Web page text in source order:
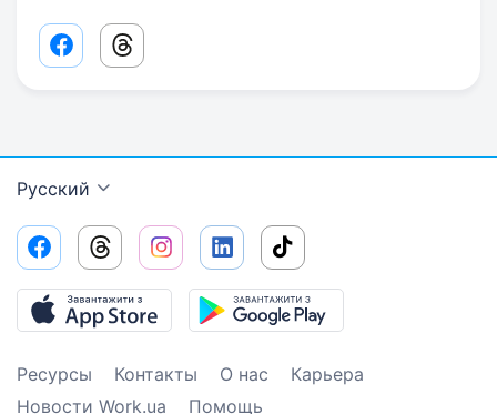
Facebook share link
Threads share link
Русский
Ресурсы Контакты О нас
Карьера
Новости Work.ua
Помощь